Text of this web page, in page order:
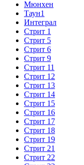
Мюнхен
Таун1
Интеграл
Стрит 1
Стрит 5
Стрит 6
Стрит 9
Стрит 11
Стрит 12
Стрит 13
Стрит 14
Стрит 15
Стрит 16
Стрит 17
Стрит 18
Стрит 19
Стрит 21
Стрит 22